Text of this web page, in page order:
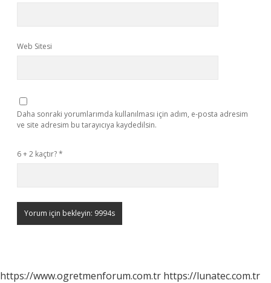
Web Sitesi
Daha sonraki yorumlarımda kullanılması için adım, e-posta adresim
ve site adresim bu tarayıcıya kaydedilsin.
6 + 2 kaçtır?*
https://www.ogretmenforum.com.tr https://lunatec.com.tr